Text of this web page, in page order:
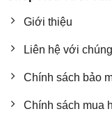
Giới thiệu
Liên hệ với
Chính sách bảo
Chính sách mua